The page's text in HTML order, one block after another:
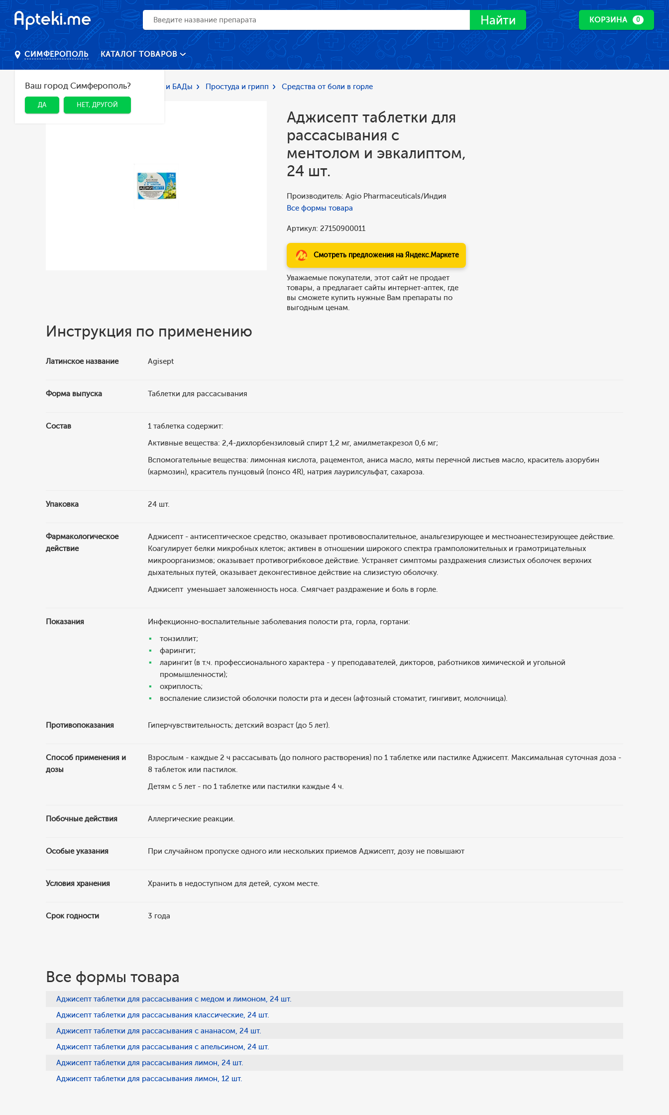
Найти КОРЗИНА 0
СИМФЕРОПОЛЬ
Ваш город Симферополь?
ДА НЕТ, ДРУГОЙ
КАТАЛОГ ТОВАРОВ
Главная Каталог Лекарства и БАДы Простуда и грипп Средства от боли в горле
Аджисепт таблетки для
рассасывания с
ментолом и эвкалиптом,
24 шт.
Производитель: Agio Pharmaceuticals/Индия
Все формы товара
Артикул: 27150900011
Смотреть предложения на Яндекс.Маркете
Уважаемые покупатели, этот сайт не продает
товары, а предлагает сайты интернет-аптек, где
вы сможете купить нужные Вам препараты по
выгодным ценам.
Инструкция по применению
Латинское название Agisept
Форма выпуска Таблетки для рассасывания
Состав
1 таблетка содержит:
Активные вещества: 2,4-дихлорбензиловый спирт 1,2 мг, амилметакрезол 0,6 мг;
Вспомогательные вещества: лимонная кислота, рацементол, аниса масло, мяты перечной листьев масло, краситель азорубин
(кармозин), краситель пунцовый (понсо 4R), натрия лаурилсульфат, сахароза.
Упаковка 24 шт.
Фармакологическое
действие
Аджисепт - антисептическое средство, оказывает противовоспалительное, анальгезирующее и местноанестезирующее действие.
Коагулирует белки микробных клеток; активен в отношении широкого спектра грамположительных и грамотрицательных
микроорганизмов; оказывает противогрибковое действие. Устраняет симптомы раздражения слизистых оболочек верхних
дыхательных путей, оказывает деконгестивное действие на слизистую оболочку.
Аджисепт уменьшает заложенность носа. Смягчает раздражение и боль в горле.
Показания
Инфекционно-воспалительные заболевания полости рта, горла, гортани:
тонзиллит;
фарингит;
ларингит (в т.ч. профессионального характера - у преподавателей, дикторов, работников химической и угольной
промышленности);
охриплость;
воспаление слизистой оболочки полости рта и десен (афтозный стоматит, гингивит, молочница).
Противопоказания Гиперчувствительность; детский возраст (до 5 лет).
Способ применения и
дозы
Взрослым - каждые 2 ч рассасывать (до полного растворения) по 1 таблетке или пастилке Аджисепт. Максимальная суточная доза -
8 таблеток или пастилок.
Детям с 5 лет - по 1 таблетке или пастилки каждые 4 ч.
Побочные действия Аллергические реакции.
Особые указания При случайном пропуске одного или нескольких приемов Аджисепт, дозу не повышают
Условия хранения Хранить в недоступном для детей, сухом месте.
Срок годности 3 года
Все формы товара
Аджисепт таблетки для рассасывания с медом и лимоном, 24 шт.
Аджисепт таблетки для рассасывания классические, 24 шт.
Аджисепт таблетки для рассасывания с ананасом, 24 шт.
Аджисепт таблетки для рассасывания с апельсином, 24 шт.
Аджисепт таблетки для рассасывания лимон, 24 шт.
Аджисепт таблетки для рассасывания лимон, 12 шт.